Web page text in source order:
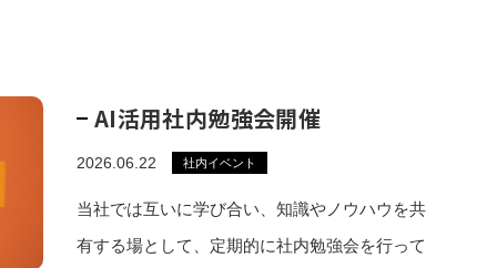
AI活用社内勉強会開催
2026.06.22 社内イベント
当社では互いに学び合い、知識やノウハウを共
有する場として、定期的に社内勉強会を行って